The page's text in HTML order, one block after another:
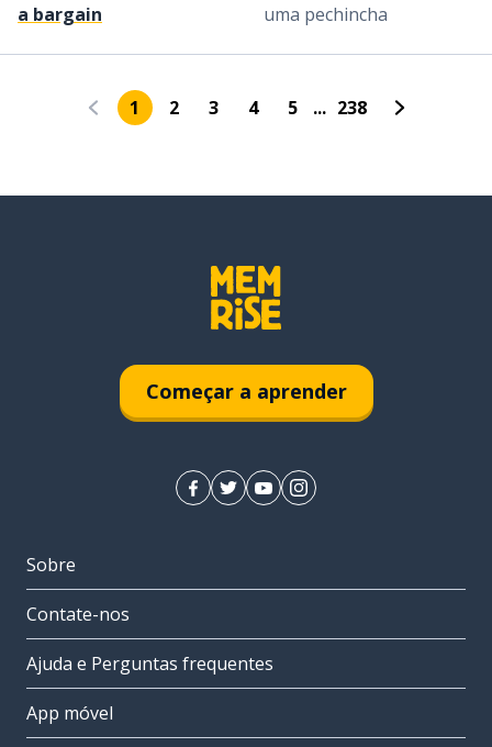
a bargain uma pechincha
1 2 3 4 5 ... 238
Começar a aprender
Sobre
Contate-nos
Ajuda e Perguntas frequentes
App móvel